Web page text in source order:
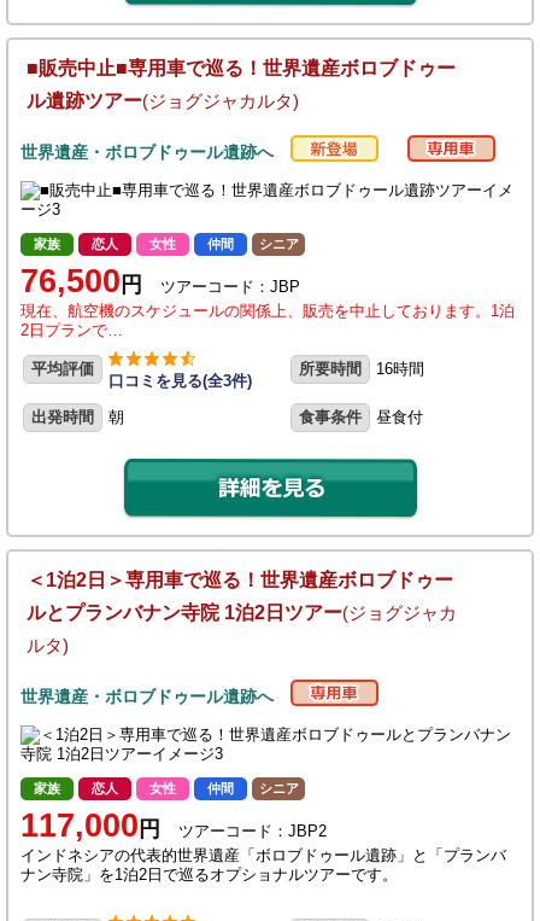
■販売中止■専用車で巡る！世界遺産ボロブドゥー
ル遺跡ツアー(ジョグジャカルタ)
世界遺産・ボロブドゥール遺跡へ
家族 恋人 女性 仲間 シニア
76,500 円
ツアーコード：JBP
現在、航空機のスケジュールの関係上、販売を中止しております。1泊
2日プランで…
平均評価
口コミを見る(全3件)
所要時間 16時間
出発時間 朝 食事条件 昼食付
＜1泊2日＞専用車で巡る！世界遺産ボロブドゥー
ルとプランバナン寺院 1泊2日ツアー(ジョグジャカ
ルタ)
世界遺産・ボロブドゥール遺跡へ
家族 恋人 女性 仲間 シニア
117,000 円
ツアーコード：JBP2
インドネシアの代表的世界遺産「ボロブドゥール遺跡」と「プランバ
ナン寺院」を1泊2日で巡るオプショナルツアーです。